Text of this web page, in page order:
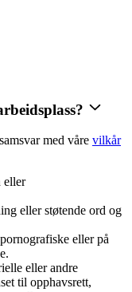
med våre vilkår
eller
eller støtende ord og
eller på
eller andre
til opphavsrett,